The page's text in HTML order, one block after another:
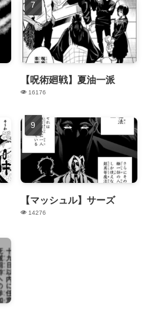
【呪術廻戦】夏油一派
16176
【マッシュル】サーズ
14276